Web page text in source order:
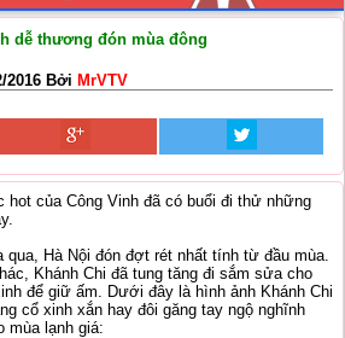
dễ thương đón mùa đông
2016 Bởi MrVTV
hot của Công Vinh đã có buổi đi thử những
qua, Hà Nội đón đợt rét nhất tính từ đầu mùa.
Khánh Chi đã tung tăng đi sắm sửa cho
để giữ ấm. Dưới đây là hình ảnh Khánh Chi
cổ xinh xắn hay đôi găng tay ngộ nghĩnh
mùa lạnh giá: